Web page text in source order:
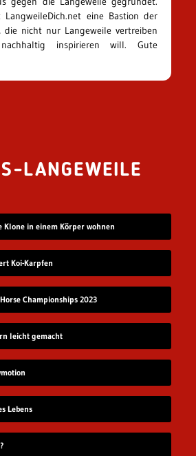
eine Bastion der
die nicht nur Langeweile vertreiben
inspirieren will. Gute
LANGEWEILE
Klone in einem Körper wohnen
Koi-Karpfen
Championships 2023
leicht gemacht
Lebens